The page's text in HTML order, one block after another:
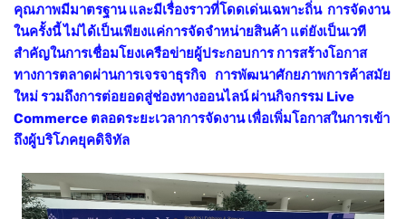
คุณภาพมีมาตรฐาน และมีเรื่องราวที่โดดเด่นเฉพาะถิ่น การจัดงาน
ในครั้งนี้ ไม่ได้เป็นเพียงแค่การจัดจำหน่ายสินค้า แต่ยังเป็นเวที
สำคัญในการเชื่อมโยงเครือข่ายผู้ประกอบการ การสร้างโอกาส
ทางการตลาดผ่านการเจรจาธุรกิจ การพัฒนาศักยภาพการค้าสมัย
ใหม่ รวมถึงการต่อยอดสู่ช่องทางออนไลน์ ผ่านกิจกรรม Live
Commerce ตลอดระยะเวลาการจัดงาน เพื่อเพิ่มโอกาสในการเข้า
ถึงผู้บริโภคยุคดิจิทัล